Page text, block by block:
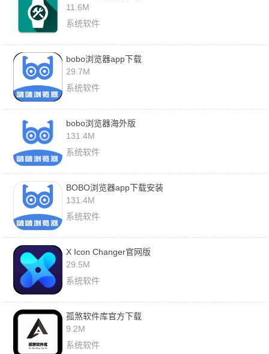
11.6M
系统软件
bobo浏览器app下载
29.7M
系统软件
bobo浏览器海外版
131.4M
系统软件
BOBO浏览器app下载安装
131.4M
系统软件
X Icon Changer官网版
29.5M
系统软件
孤煞软件库官方下载
9.2M
系统软件